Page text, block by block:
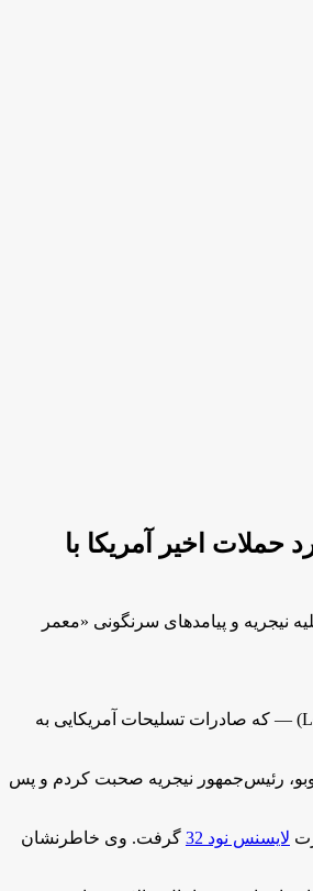
اخیر آمریکا با
نیجریه و پیامد‌های سرنگونی «معمر
وزیر خارجه نیجریه در گفت‌و‌گو با شبکه «سی‌ان‌ان» اظهار داشت: «آنچه اکنون در نیجریه رخ می‌دهد، یک درگیری منطقه‌ای است که عمدتا از قوانین لیهی (Leahy Laws) — که صادرات تسلیحات آمریکایی به
آمریکا داشتم و سپس با بولا تینو‌بو، رئیس‌جمهور نیجریه صحبت کردم و پس
لایسنس نود 32
گرفت. وی خاطرنشان